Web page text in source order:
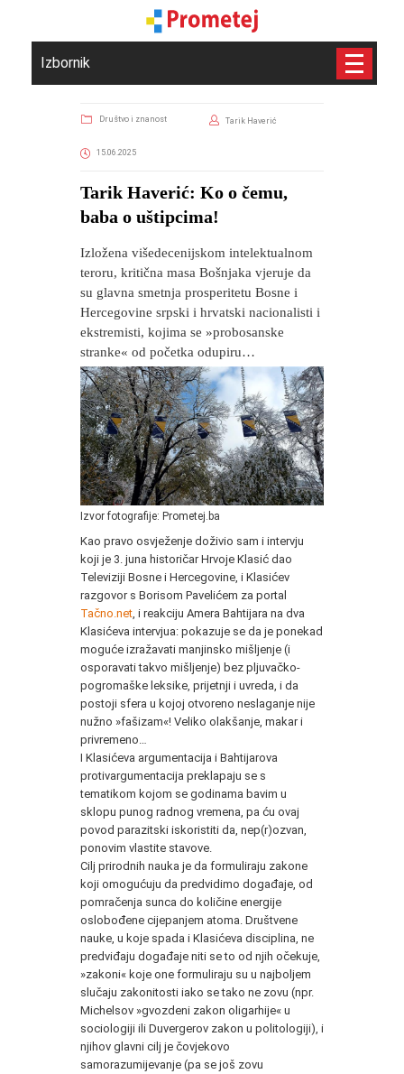
Izbornik
Društvo i znanost Tarik Haverić
15.06.2025
Tarik Haverić: Ko o čemu,
baba o uštipcima!
Izložena višedecenijskom intelektualnom
teroru, kritična masa Bošnjaka vjeruje da
su glavna smetnja prosperitetu Bosne i
Hercegovine srpski i hrvatski nacionalisti i
ekstremisti, kojima se »probosanske
stranke« od početka odupiru…
Izvor fotografije: Prometej.ba
Kao pravo osvježenje doživio sam i intervju
koji je 3. juna historičar Hrvoje Klasić dao
Televiziji Bosne i Hercegovine, i Klasićev
razgovor s Borisom Pavelićem za portal
Tačno.net , i reakciju Amera Bahtijara na dva
Klasićeva intervjua: pokazuje se da je ponekad
moguće izražavati manjinsko mišljenje (i
osporavati takvo mišljenje) bez pljuvačko-
pogromaške leksike, prijetnji i uvreda, i da
postoji sfera u kojoj otvoreno neslaganje nije
nužno »fašizam«! Veliko olakšanje, makar i
privremeno…
I Klasićeva argumentacija i Bahtijarova
protivargumentacija preklapaju se s
tematikom kojom se godinama bavim u
sklopu punog radnog vremena, pa ću ovaj
povod parazitski iskoristiti da, nep(r)ozvan,
ponovim vlastite stavove.
Cilj prirodnih nauka je da formuliraju zakone
koji omogućuju da predvidimo događaje, od
pomračenja sunca do količine energije
oslobođene cijepanjem atoma. Društvene
nauke, u koje spada i Klasićeva disciplina, ne
predviđaju događaje niti se to od njih očekuje,
»zakoni« koje one formuliraju su u najboljem
slučaju zakonitosti iako se tako ne zovu (npr.
Michelsov »gvozdeni zakon oligarhije« u
sociologiji ili Duvergerov zakon u politologiji), i
njihov glavni cilj je čovjekovo
samorazumijevanje (pa se još zovu